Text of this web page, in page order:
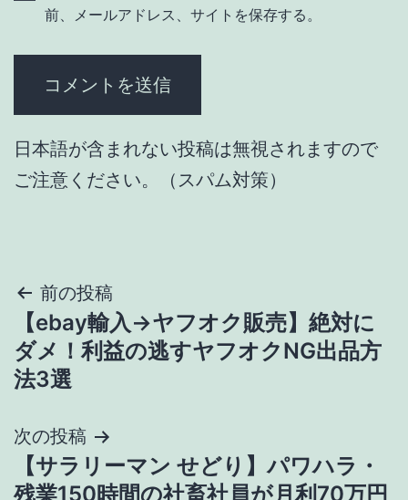
前、メールアドレス、サイトを保存する。
日本語が含まれない投稿は無視されますので
ご注意ください。（スパム対策）
投
稿
ナ
ビ
ゲ
前の投稿
【ebay輸入→ヤフオク販売】絶対に
ダメ！利益の逃すヤフオクNG出品方
法3選
次の投稿
【サラリーマン せどり】パワハラ・
残業150時間の社畜社員が月利70万円